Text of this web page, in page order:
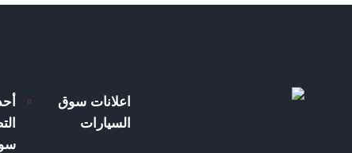
اعلانات سوق
السيارات